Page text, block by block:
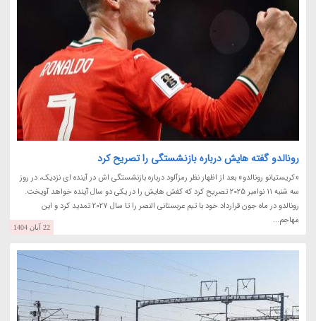
رونالدو گفته هایش درباره بازنشستگی را تصریح کرد
«کریستیانو رونالدو» بعد از اظهار نظر رمزآلود درباره بازنشستگی اش در آینده ای نزدیک، در روز
سه شنبه 11 نوامبر 2025 تصریح کرد که کفش هایش را در یکی دو سال آینده خواهد آویخت.
رونالدو در ماه جون قرارداد خود با تیم عربستانی النصر را تا سال 2027 تمدید کرد و این
مهاجم...
22 آبان 1404